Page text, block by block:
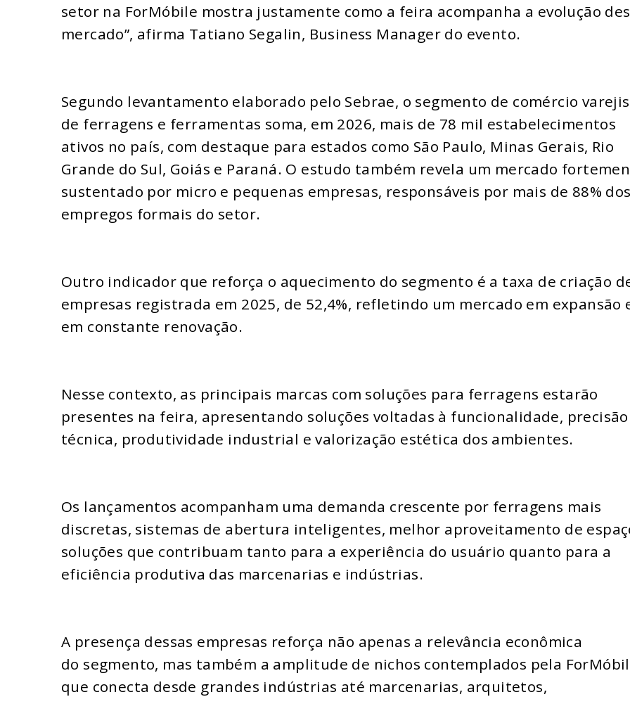
setor na ForMóbile mostra justamente como a feira acompanha a evolução
mercado”, afirma Tatiano Segalin, Business Manager do evento.
Segundo levantamento elaborado pelo Sebrae, o segmento de comércio
de ferragens e ferramentas soma, em 2026, mais de 78 mil estabelecimentos
ativos no país, com destaque para estados como São Paulo, Minas Gerais, Rio
Grande do Sul, Goiás e Paraná. O estudo também revela um mercado
sustentado por micro e pequenas empresas, responsáveis por mais de 88% dos
empregos formais do setor.
Outro indicador que reforça o aquecimento do segmento é a taxa de criação
empresas registrada em 2025, de 52,4%, refletindo um mercado em expansão
em constante renovação.
Nesse contexto, as principais marcas com soluções para ferragens estarão
presentes na feira, apresentando soluções voltadas à funcionalidade, precisão
técnica, produtividade industrial e valorização estética dos ambientes.
Os lançamentos acompanham uma demanda crescente por ferragens mais
discretas, sistemas de abertura inteligentes, melhor aproveitamento de
soluções que contribuam tanto para a experiência do usuário quanto para a
eficiência produtiva das marcenarias e indústrias.
A presença dessas empresas reforça não apenas a relevância econômica
do segmento, mas também a amplitude de nichos contemplados pela
que conecta desde grandes indústrias até marcenarias, arquitetos,